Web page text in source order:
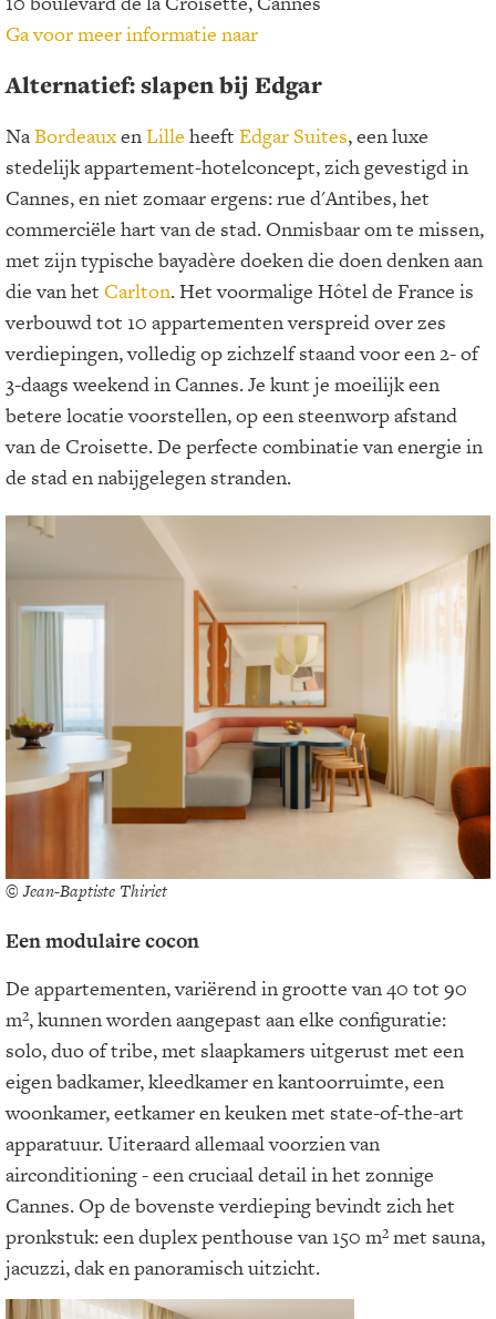
Ga voor meer informatie naar
Alternatief: slapen bij Edgar
NaBordeauxenLille heeft Edgar Suites, een luxe
stedelijk appartement-hotelconcept, zich gevestigd in
Cannes, en niet zomaar ergens: rue d'Antibes, het
commerciële hart van de stad. Onmisbaar om te missen,
met zijn typische bayadère doeken die doen denken aan
die van het Carlton. Het voormalige Hôtel de France is
verbouwd tot 10 appartementen verspreid over zes
verdiepingen, volledig op zichzelf staand voor een 2- of
3-daags weekend in Cannes. Je kunt je moeilijk een
betere locatie voorstellen, op een steenworp afstand
van de Croisette. De perfecte combinatie van energie in
de stad en nabijgelegen stranden.
© Jean-Baptiste Thiriet
Een modulaire cocon
De appartementen, variërend in grootte van 40 tot 90
m², kunnen worden aangepast aan elke configuratie:
solo, duo of tribe, met slaapkamers uitgerust met een
eigen badkamer, kleedkamer en kantoorruimte, een
woonkamer, eetkamer en keuken met state-of-the-art
apparatuur. Uiteraard allemaal voorzien van
airconditioning - een cruciaal detail in het zonnige
Cannes. Op de bovenste verdieping bevindt zich het
pronkstuk: een duplex penthouse van 150 m² met sauna,
jacuzzi, dak en panoramisch uitzicht.